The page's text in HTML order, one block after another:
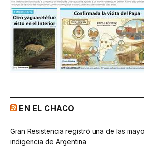
EN EL CHACO
Gran Resistencia registró una de las
indigencia de Argentina